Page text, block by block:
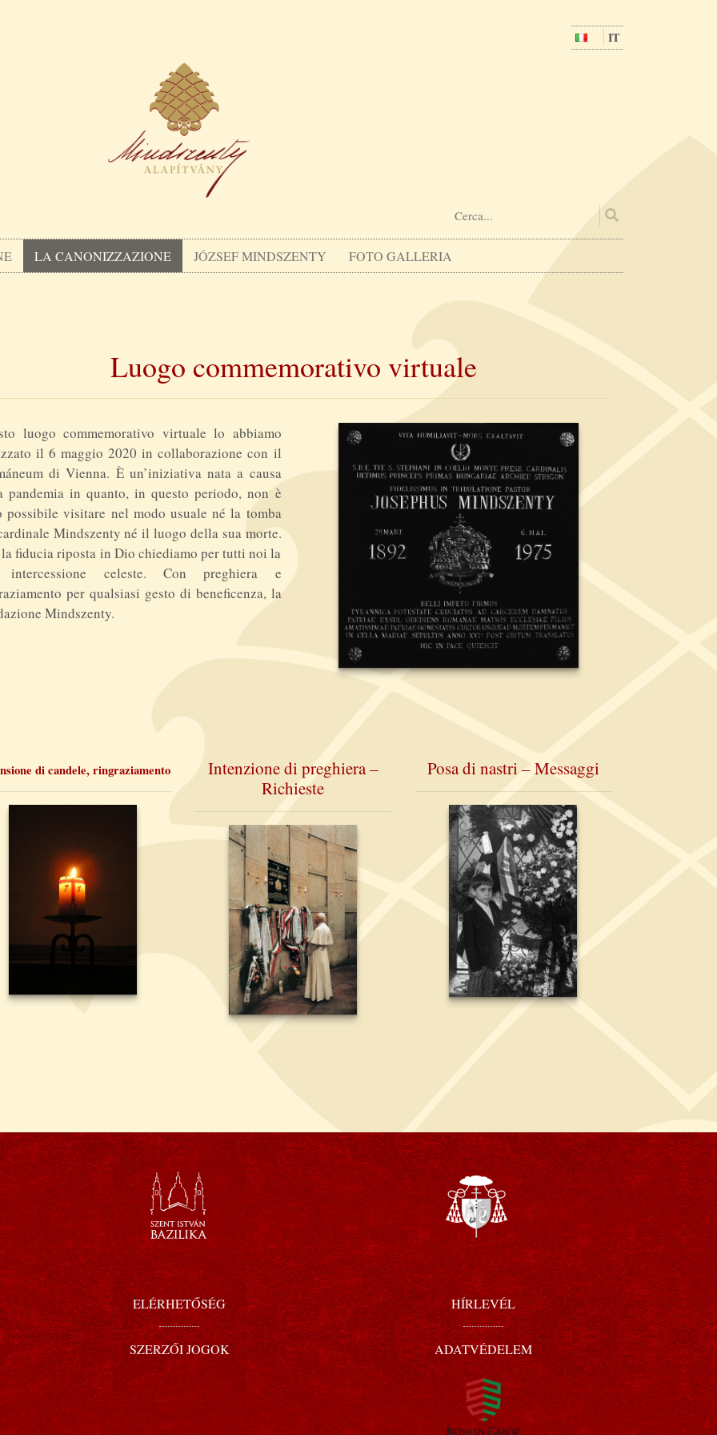
IT
LA CANONIZZAZIONE JÓZSEF MINDSZENTY FOTO GALLERIA
Luogo commemorativo virtuale
luogo commemorativo virtuale lo abbiamo
il 6 maggio 2020 in collaborazione con il
di Vienna. È un’iniziativa nata a causa
pandemia in quanto, in questo periodo, non è
possibile visitare nel modo usuale né la tomba
Mindszenty né il luogo della sua morte.
fiducia riposta in Dio chiediamo per tutti noi la
intercessione celeste. Con preghiera e
per qualsiasi gesto di beneficenza, la
Mindszenty.
di candele, ringraziamento
Intenzione di preghiera –
Richieste
Posa di nastri – Messaggi
ELÉRHETŐSÉG HÍRLEVÉL
SZERZŐI JOGOK ADATVÉDELEM